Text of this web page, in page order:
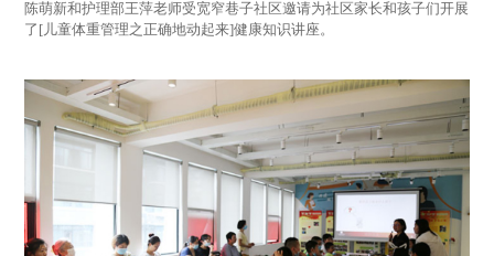
陈萌新和护理部王萍老师受宽窄巷子社区邀请为社区家长和孩子们开展
了[儿童体重管理之正确地动起来]健康知识讲座。